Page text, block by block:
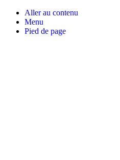
Aller au contenu
Menu
Pied de page